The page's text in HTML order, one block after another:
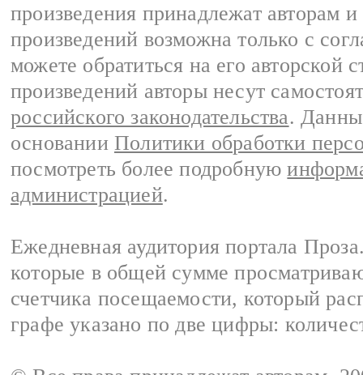
произведения принадлежат авторам
произведений возможна только с
можете обратиться на его авторской
произведений авторы несут
российского законодательства.
основании Политики обработки
посмотреть более подробную
администрацией.
Ежедневная аудитория портала
которые в общей сумме
счетчика посещаемости, который
графе указано по две цифры: